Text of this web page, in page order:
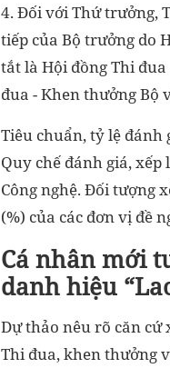
4. Đối với Thứ trưởng,
tiếp của Bộ trưởng do
tắt là Hội đồng Thi
đua - Khen thưởng Bộ
Tiêu chuẩn, tỷ lệ đánh
Quy chế đánh giá,
Công nghệ. Đối tượng
(%) của các đơn vị đề
Cá nhân mới
danh hiệu
Dự thảo nêu rõ căn
Thi đua, khen thưởng